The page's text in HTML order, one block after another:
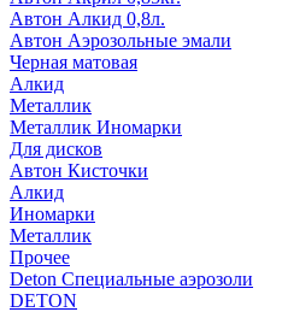
Автон Алкид 0,8л.
Автон Аэрозольные эмали
Черная матовая
Алкид
Металлик
Металлик Иномарки
Для дисков
Автон Кисточки
Алкид
Иномарки
Металлик
Прочее
Deton Специальные аэрозоли
DETON